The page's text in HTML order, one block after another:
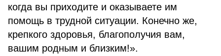
когда вы приходите и оказываете им
помощь в трудной ситуации. Конечно же,
крепкого здоровья, благополучия вам,
вашим родным и близким!».